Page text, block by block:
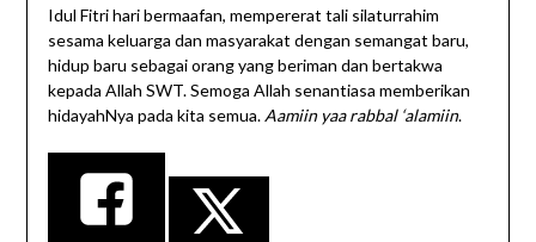
Idul Fitri hari bermaafan, mempererat tali silaturrahim
sesama keluarga dan masyarakat dengan semangat baru,
hidup baru sebagai orang yang beriman dan bertakwa
kepada Allah SWT. Semoga Allah senantiasa memberikan
hidayahNya pada kita semua. Aamiin yaa rabbal ‘alamiin.